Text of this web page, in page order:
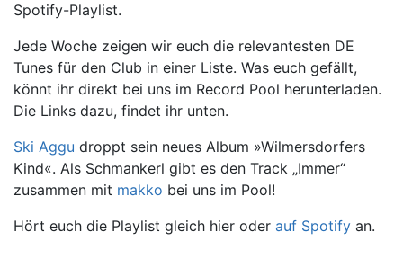
Spotify-Playlist.
Jede Woche zeigen wir euch die relevantesten DE
Tunes für den Club in einer Liste. Was euch gefällt,
könnt ihr direkt bei uns im Record Pool herunterladen.
Die Links dazu, findet ihr unten.
Ski Aggu droppt sein neues Album »Wilmersdorfers
Kind«. Als Schmankerl gibt es den Track „Immer“
zusammen mit makko bei uns im Pool!
Hört euch die Playlist gleich hier oder auf Spotify an.